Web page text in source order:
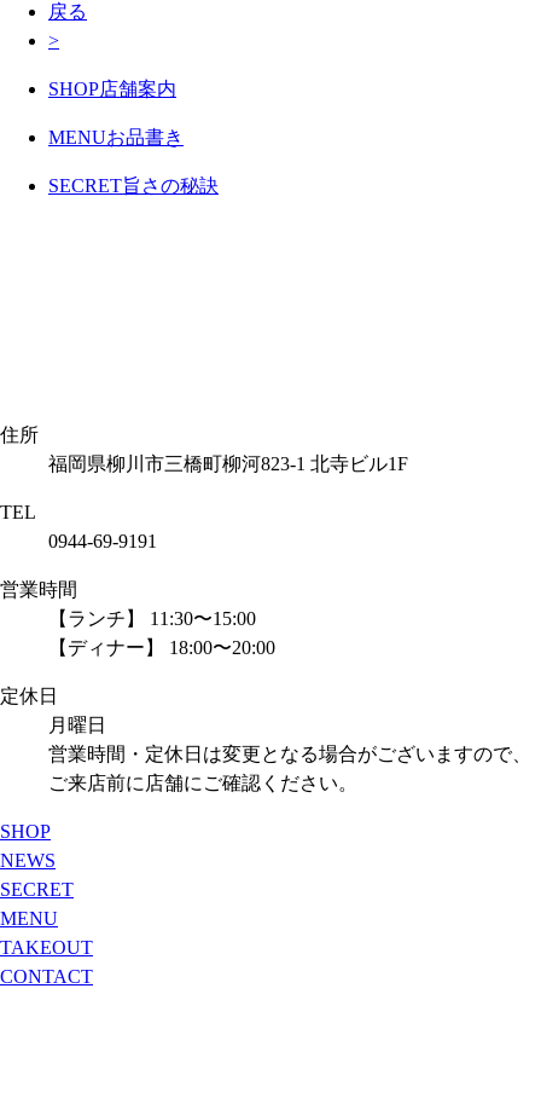
戻る
>
SHOP店舗案内
MENUお品書き
SECRET旨さの秘訣
住所
福岡県柳川市三橋町柳河823-1 北寺ビル1F
TEL
0944-69-9191
営業時間
【ランチ】 11:30〜15:00
【ディナー】 18:00〜20:00
定休日
月曜日
営業時間・定休日は変更となる場合がございますので、
ご来店前に店舗にご確認ください。
SHOP
NEWS
SECRET
MENU
TAKEOUT
CONTACT